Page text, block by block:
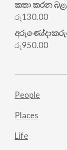
was:
කතා කරන
රු130.00
රු950.00
People
Places
Life